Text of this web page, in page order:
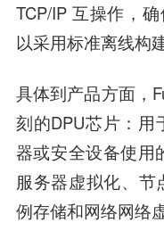
TCP/IP 互操作，
以采用标准离线构
具体到产品方面，
刻的DPU芯片：
器或安全设备使用
服务器虚拟化、节
例存储和网络网络